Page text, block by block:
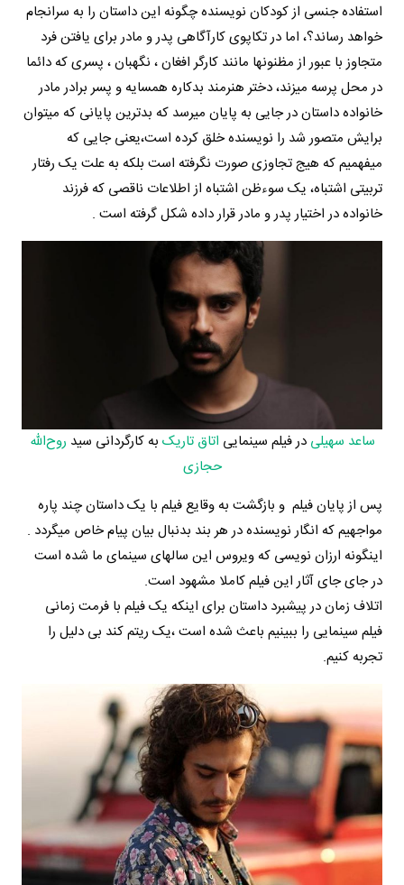
استفاده جنسی از کودکان نویسنده چگونه این داستان را به سرانجام
خواهد رساند؟، اما در تکاپوی کارآگاهی پدر و مادر برای یافتن فرد
متجاوز با عبور از مظنونها مانند کارگر افغان ، نگهبان ، پسری که دائما
در محل پرسه میزند، دختر هنرمند بدکاره همسایه و پسر برادر مادر
خانواده داستان در جایی به پایان میرسد که بدترین پایانی که میتوان
برایش متصور شد را نویسنده خلق کرده است،یعنی جایی که
میفهمیم که هیج تجاوزی صورت نگرفته است بلکه به علت یک رفتار
تربیتی اشتباه، یک سوءظن اشتباه از اطلاعات ناقصی که فرزند
خانواده در اختیار پدر و مادر قرار داده شکل گرفته است .
ساعد سهیلی در فیلم سینمایی اتاق تاریک به کارگردانی سید روح‌الله
حجازی
پس از پایان فیلم و بازگشت به وقایع فیلم با یک داستان چند پاره
مواجهیم که انگار نویسنده در هر بند بدنبال بیان پیام خاص میگردد .
اینگونه ارزان نویسی که ویروس این سالهای سینمای ما شده است
در جای جای آثار این فیلم کاملا مشهود است.
اتلاف زمان در پیشبرد داستان برای اینکه یک فیلم با فرمت زمانی
فیلم سینمایی را ببینیم باعث شده است ،یک ریتم کند بی دلیل را
تجربه کنیم.